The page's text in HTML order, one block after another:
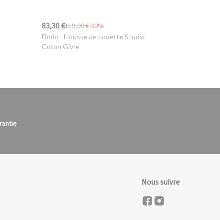
83,30 €119,00 €-30%
Dodo - Housse de couette Studio
Coton Givre
Nous suivre